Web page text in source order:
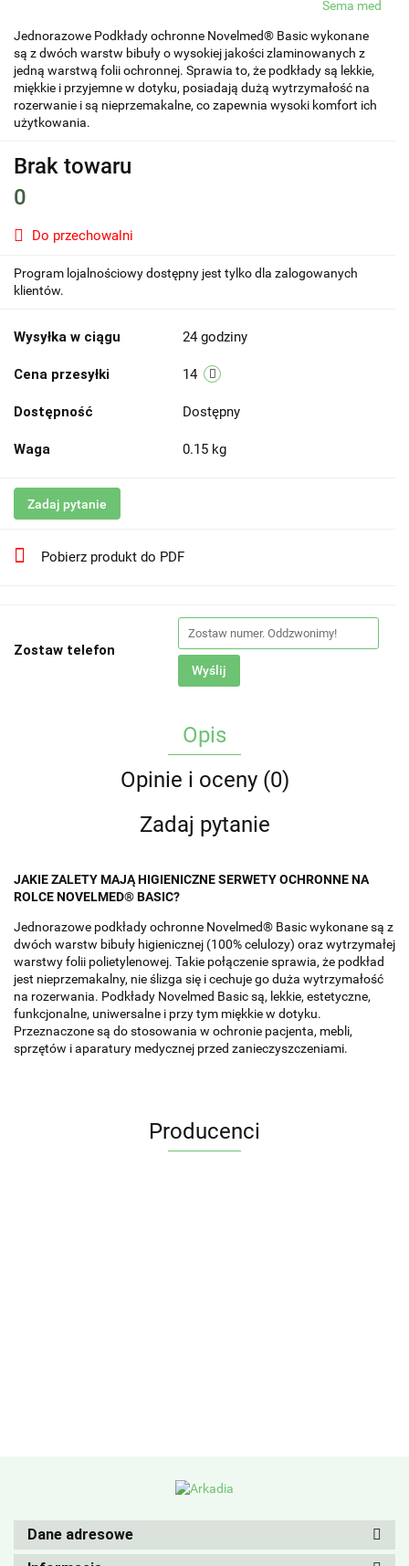
Sema med
Jednorazowe Podkłady ochronne Novelmed® Basic wykonane
są z dwóch warstw bibuły o wysokiej jakości zlaminowanych z
jedną warstwą folii ochronnej. Sprawia to, że podkłady są lekkie,
miękkie i przyjemne w dotyku, posiadają dużą wytrzymałość na
rozerwanie i są nieprzemakalne, co zapewnia wysoki komfort ich
użytkowania.
Brak towaru
0
Do przechowalni
Program lojalnościowy dostępny jest tylko dla zalogowanych
klientów.
Wysyłka w ciągu 24 godziny
Cena przesyłki 14
Dostępność Dostępny
Waga 0.15 kg
Zadaj pytanie
Pobierz produkt do PDF
Zostaw telefon
Wyślij
Opis
Opinie i oceny (0)
Zadaj pytanie
JAKIE ZALETY MAJĄ HIGIENICZNE SERWETY OCHRONNE NA
ROLCE NOVELMED® BASIC?
Jednorazowe podkłady ochronne Novelmed® Basic wykonane są z
dwóch warstw bibuły higienicznej (100% celulozy) oraz wytrzymałej
warstwy folii polietylenowej. Takie połączenie sprawia, że podkład
jest nieprzemakalny, nie ślizga się i cechuje go duża wytrzymałość
na rozerwania. Podkłady Novelmed Basic są, lekkie, estetyczne,
funkcjonalne, uniwersalne i przy tym miękkie w dotyku.
Przeznaczone są do stosowania w ochronie pacjenta, mebli,
sprzętów i aparatury medycznej przed zanieczyszczeniami.
Producenci
Dane adresowe